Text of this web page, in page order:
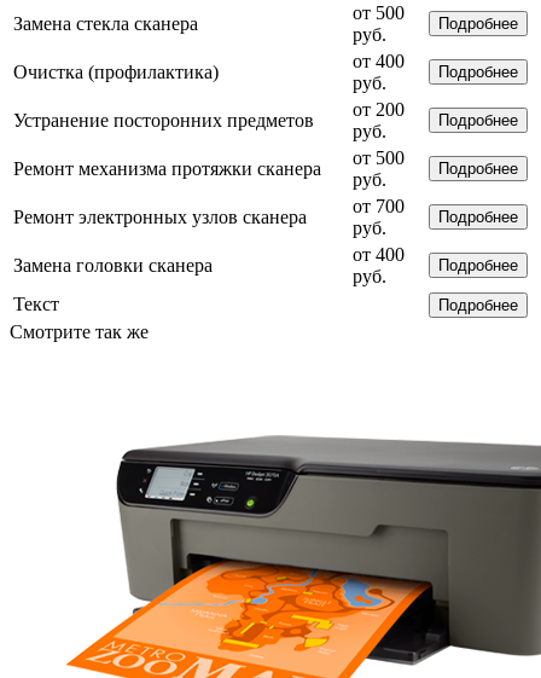
Замена стекла сканера
от 500
руб.
Подробнее
Очистка (профилактика)
от 400
руб.
Подробнее
Устранение посторонних предметов
от 200
руб.
Подробнее
Ремонт механизма протяжки сканера
от 500
руб.
Подробнее
Ремонт электронных узлов сканера
от 700
руб.
Подробнее
Замена головки сканера
от 400
руб.
Подробнее
Текст Подробнее
Смотрите так же